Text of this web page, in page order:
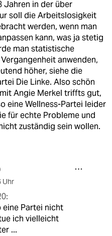
Jahren in der über
soll die Arbeitslosigkeit
werden, wenn man
kann, was ja stetig
man statistische
anwenden,
höher, siehe die
Die Linke. Also schön
Angie Merkel triffts gut,
eine Wellness-Partei leider
für echte Probleme und
zuständig sein wollen.
Uhr
eine Partei nicht
ich vielleicht
...